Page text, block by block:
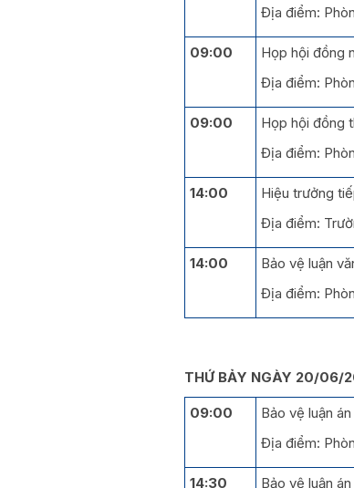
Địa điểm:
09:00
Họp hội đồng
Địa điểm:
09:00
Họp hội đồng
Địa điểm:
14:00
Hiệu trưởng
Địa điểm:
14:00
Bảo vệ luận
Địa điểm:
THỨ BẢY NGÀY 20/06/
09:00
Bảo vệ luận
Địa điểm:
14:30 Bảo vệ luận